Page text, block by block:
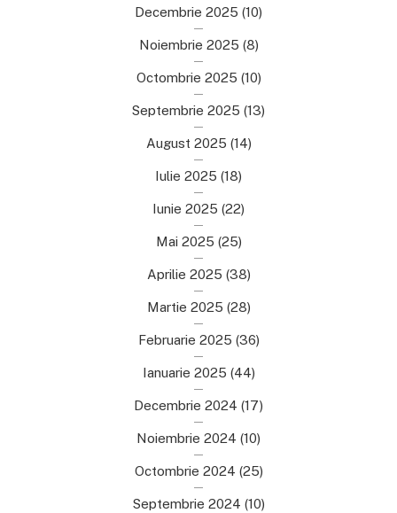
Decembrie 2025 (10)
Noiembrie 2025 (8)
Octombrie 2025 (10)
Septembrie 2025 (13)
August 2025 (14)
Iulie 2025 (18)
Iunie 2025 (22)
Mai 2025 (25)
Aprilie 2025 (38)
Martie 2025 (28)
Februarie 2025 (36)
Ianuarie 2025 (44)
Decembrie 2024 (17)
Noiembrie 2024 (10)
Octombrie 2024 (25)
Septembrie 2024 (10)